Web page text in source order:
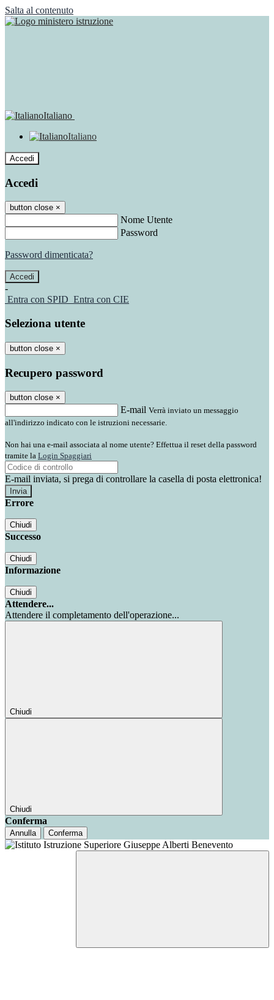
Salta al contenuto
Italiano
Italiano
Accedi
Accedi
button close ×
Nome Utente
Password
Password dimenticata?
-
Entra con SPID Entra con CIE
Seleziona utente
button close ×
Recupero password
button close ×
E-mail Verrà inviato un messaggio
all'indirizzo indicato con le istruzioni necessarie.
Non hai una e-mail associata al nome utente? Effettua il reset della password
tramite la Login Spaggiari
E-mail inviata, si prega di controllare la casella di posta elettronica!
Errore
Chiudi
Successo
Chiudi
Informazione
Chiudi
Attendere...
Attendere il completamento dell'operazione...
Chiudi
Chiudi
Conferma
Annulla Conferma